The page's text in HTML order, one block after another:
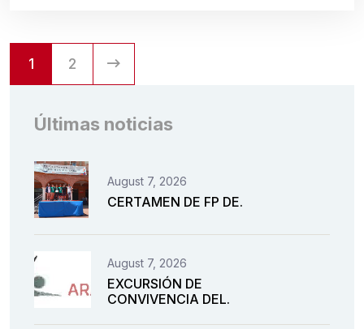
1 2
Últimas noticias
August 7, 2026
CERTAMEN DE FP DE.
August 7, 2026
EXCURSIÓN DE
CONVIVENCIA DEL.